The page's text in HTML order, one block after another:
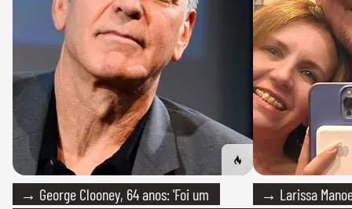
→ George Clooney, 64 anos: 'Foi um
→ Larissa